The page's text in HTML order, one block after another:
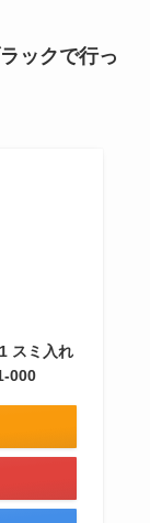
ックで行っ
スミ入れ
000